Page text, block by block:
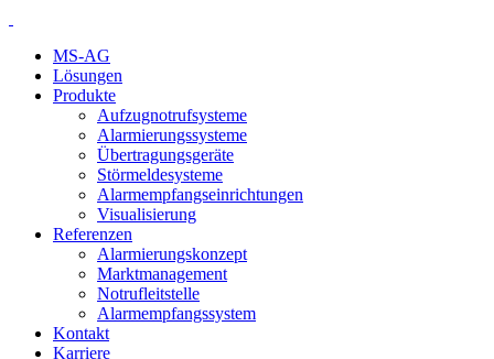
MS-AG
Lösungen
Produkte
Aufzugnotrufsysteme
Alarmierungssysteme
Übertragungsgeräte
Störmeldesysteme
Alarmempfangseinrichtungen
Visualisierung
Referenzen
Alarmierungskonzept
Marktmanagement
Notrufleitstelle
Alarmempfangssystem
Kontakt
Karriere